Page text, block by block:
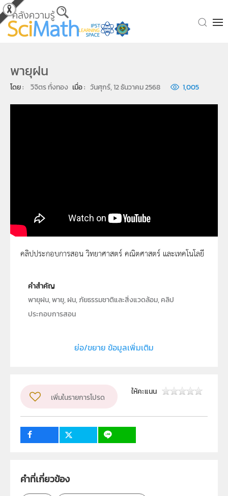
Skip to main content
พายุฝน
โดย : วิจิตร ทั่งทอง เมื่อ : วันศุกร์, 12 ธันวาคม 2568 1,005
คลิปประกอบการสอน วิทยาศาสตร์ คณิตศาสตร์ และเทคโนโลยี
คำสำคัญ
พายุฝน, พายุ, ฝน, ภัยธรรมชาติและสิ่งแวดล้อม, คลิป
ประกอบการสอน
วิจิตร ทั่งทอง
วิชา
ป.1, ป.2, ป.3, ป.4, ป.5, ป.6, ม.1, ม.2, ม.3, ม.4, ม.5, ม.6
ย่อ/ขยาย ข้อมูลเพิ่มเติม
เพิ่มในรายการโปรด
ให้คะแนน
คำที่เกี่ยวข้อง